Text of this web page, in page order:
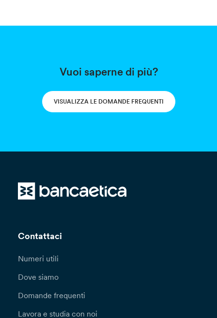
Vuoi saperne di più?
VISUALIZZA LE DOMANDE FREQUENTI
Contattaci
Numeri utili
Dove siamo
Domande frequenti
Lavora e studia con noi